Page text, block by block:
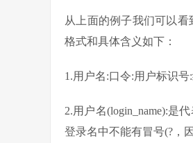
从上面的例子我们可以看
格式和具体含义如下：
1.用户名:口令:用户标识
2.用户名(login_name):是
登录名中不能有冒号(?，